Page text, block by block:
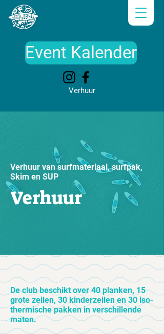
Verhuur
Event Kalender
Verhuur van surfmateriaal, surfpak,
Skim en SUP
Verhuur
De club beschikt over 40 planken, 15
grote zeilen, 30 kinderzeilen en 30 iso-
thermische pakken in verschillende
maten.